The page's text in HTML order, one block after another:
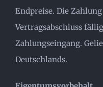
Endpreise. Die
Vertragsabschluss
Zahlungseingang.
Deutschlands.